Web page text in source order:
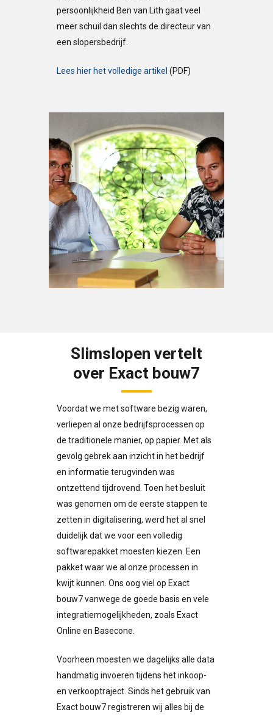
persoonlijkheid Ben van Lith gaat veel
meer schuil dan slechts de directeur van
een slopersbedrijf.
Lees hier het volledige artikel (PDF)
Slimslopen vertelt
over Exact bouw7
Voordat we met software bezig waren,
verliepen al onze bedrijfsprocessen op
de traditionele manier, op papier. Met als
gevolg gebrek aan inzicht in het bedrijf
en informatie terugvinden was
ontzettend tijdrovend. Toen het besluit
was genomen om de eerste stappen te
zetten in digitalisering, werd het al snel
duidelijk dat we voor een volledig
softwarepakket moesten kiezen. Een
pakket waar we al onze processen in
kwijt kunnen. Ons oog viel op Exact
bouw7 vanwege de goede basis en vele
integratiemogelijkheden, zoals Exact
Online en Basecone.
Voorheen moesten we dagelijks alle data
handmatig invoeren tijdens het inkoop-
en verkooptraject. Sinds het gebruik van
Exact bouw7 registreren wij alles bij de